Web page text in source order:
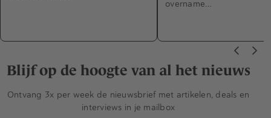
overname…
Blijf op de hoogte van al het nieuws
Ontvang 3x per week de nieuwsbrief met artikelen, deals en
interviews in je mailbox